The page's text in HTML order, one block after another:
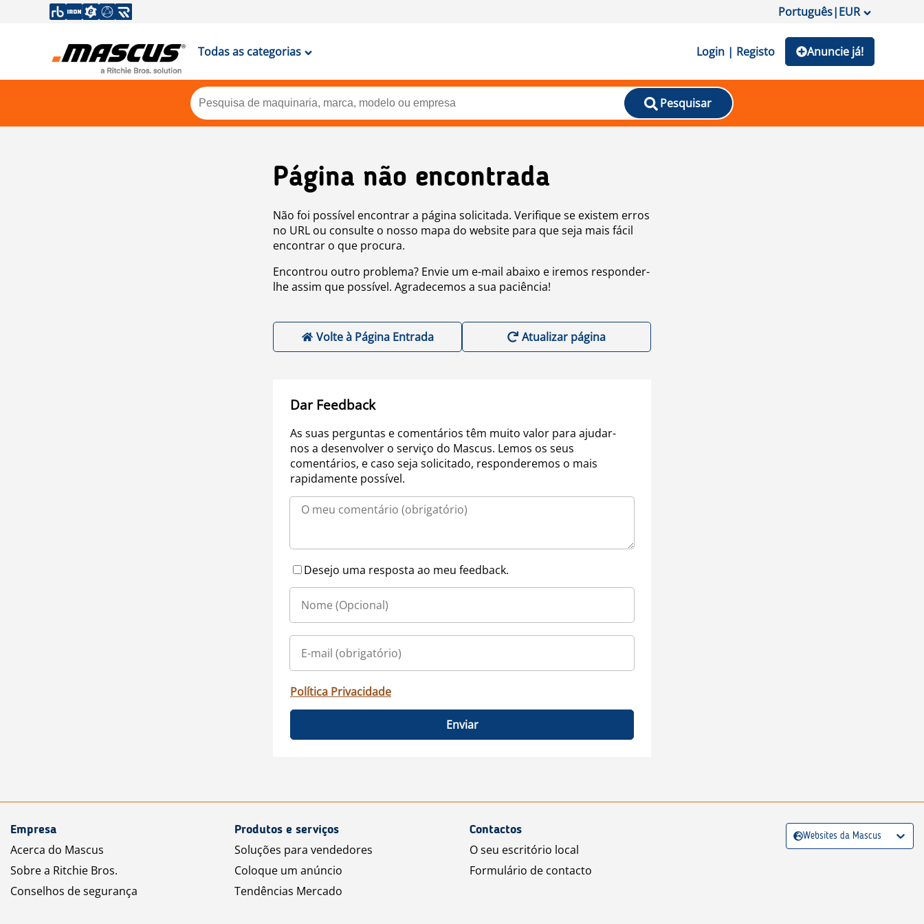
Português|EUR
Todas as categorias Login | Registo Anuncie já!
Pesquisar
Página não encontrada
Não foi possível encontrar a página solicitada. Verifique se existem erros
no URL ou consulte o nosso mapa do website para que seja mais fácil
encontrar o que procura.
Encontrou outro problema? Envie um e-mail abaixo e iremos responder-
lhe assim que possível. Agradecemos a sua paciência!
Volte à Página Entrada Atualizar página
Dar Feedback
As suas perguntas e comentários têm muito valor para ajudar-
nos a desenvolver o serviço do Mascus. Lemos os seus
comentários, e caso seja solicitado, responderemos o mais
rapidamente possível.
Desejo uma resposta ao meu feedback.
Política Privacidade
Enviar
Empresa
Acerca do Mascus
Sobre a Ritchie Bros.
Conselhos de segurança
Produtos e serviços
Soluções para vendedores
Coloque um anúncio
Tendências Mercado
Contactos
O seu escritório local
Formulário de contacto
Websites da Mascus